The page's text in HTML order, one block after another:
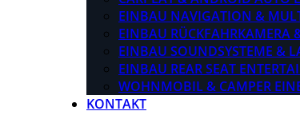
EINBAU NAVIGATION &
EINBAU RÜCKFAHRKAMERA
EINBAU SOUNDSYSTEME &
EINBAU REAR SEAT
WOHNMOBIL & CAMPER
KONTAKT